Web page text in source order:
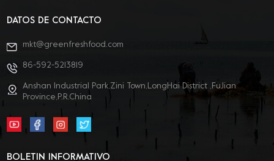
DATOS DE CONTACTO
mkt@greenfreshfood.com
86-592-5213819
Anshan Industrial Park,Zini Town,LongHai District ,FuJian
Province,P.R.China
BOLETIN INFORMATIVO